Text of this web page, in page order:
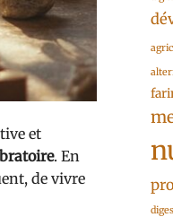
et
. En
de vivre